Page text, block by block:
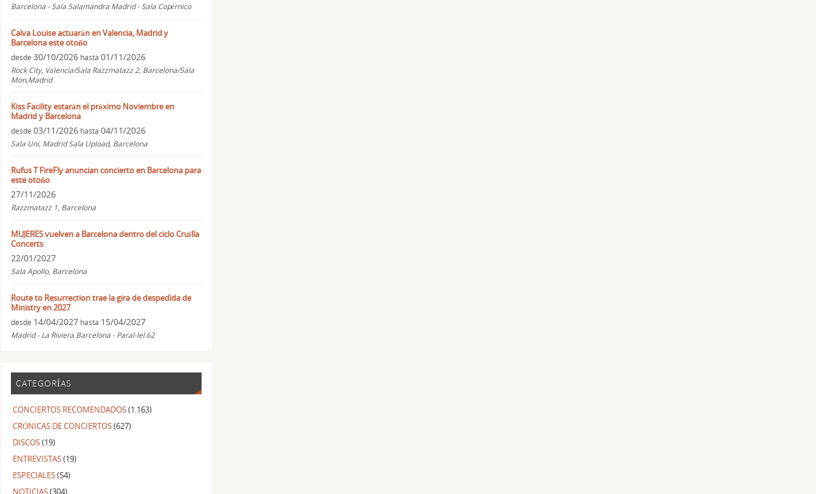
Barcelona - Sala Salamandra Madrid - Sala Copérnico
Calva Louise actuarán en Valencia, Madrid y
Barcelona este otoño
desde 30/10/2026 hasta 01/11/2026
Rock City, Valencia/Sala Razzmatazz 2, Barcelona/Sala
Mon,Madrid
Kiss Facility estarán el próximo Noviembre en
Madrid y Barcelona
desde 03/11/2026 hasta 04/11/2026
Sala Uni, Madrid Sala Upload, Barcelona
Rufus T FireFly anuncian concierto en Barcelona para
este otoño
27/11/2026
Razzmatazz 1, Barcelona
MUJERES vuelven a Barcelona dentro del ciclo Cruïlla
Concerts
22/01/2027
Sala Apollo, Barcelona
Route to Resurrection trae la gira de despedida de
Ministry en 2027
desde 14/04/2027 hasta 15/04/2027
Madrid - La Riviera Barcelona - Paral-lel 62
CATEGORÍAS
CONCIERTOS RECOMENDADOS(1.163)
CRÓNICAS DE CONCIERTOS(627)
DISCOS(19)
ENTREVISTAS(19)
ESPECIALES(54)
NOTICIAS(304)